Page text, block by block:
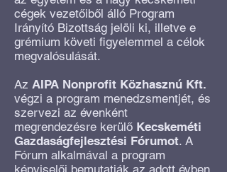
cégek vezetőiből álló Program
Irányító Bizottság jelöli ki, illetve e
grémium követi figyelemmel a célok
megvalósulását.
Az AIPA Nonprofit Közhasznú Kft.
végzi a program menedzsmentjét, és
szervezi az évenként
megrendezésre kerülő Kecskeméti
Gazdaságfejlesztési Fórumot. A
Fórum alkalmával a program
képviselői bemutatják az adott évben